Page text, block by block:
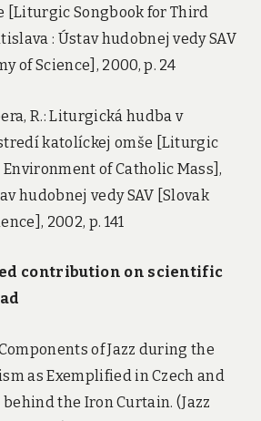
[Liturgic Songbook for Third
: Ústav hudobnej vedy SAV
of Science], 2000, p. 24
R.: Liturgická hudba v
katolíckej omše [Liturgic
of Catholic Mass],
hudobnej vedy SAV [Slovak
2002, p. 141
contribution on scientific
of Jazz during the
as Exemplified in Czech and
behind the Iron Curtain. (Jazz